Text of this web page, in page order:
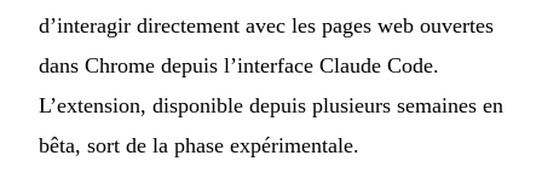
d’interagir directement avec les pages web ouvertes
dans Chrome depuis l’interface Claude Code.
L’extension, disponible depuis plusieurs semaines en
bêta, sort de la phase expérimentale.